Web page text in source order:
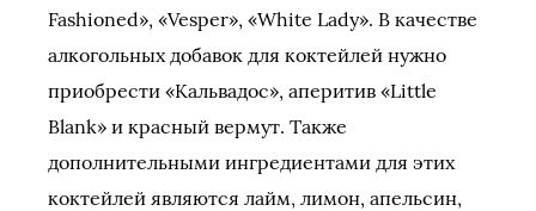
Fashioned», «Vesper», «White Lady». В качестве
алкогольных добавок для коктейлей нужно
приобрести «Кальвадос», аперитив «Little
Blank» и красный вермут. Также
дополнительными ингредиентами для этих
коктейлей являются лайм, лимон, апельсин,